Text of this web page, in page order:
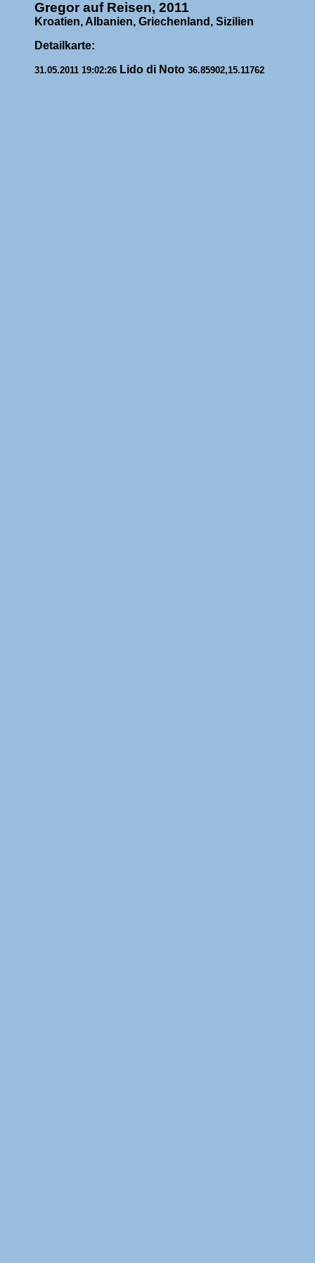
Gregor auf Reisen, 2011
Kroatien, Albanien, Griechenland, Sizilien
Detailkarte:
31.05.2011 19:02:26 Lido di Noto 36.85902,15.11762